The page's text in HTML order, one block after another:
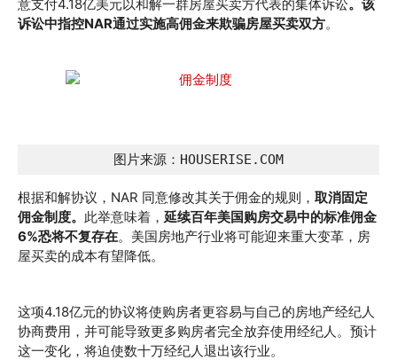
意支付4.18亿美元以和解一群房屋买卖方代表的集体诉讼。该
诉讼中指控NAR通过实施高佣金来欺骗房屋买卖双方。
图片来源：HOUSERISE.COM
根据和解协议，NAR 同意修改其关于佣金的规则， 取消固定
佣金制度。 此举意味着， 延续百年美国购房交易中的标准佣金
6%恐将不复存在。美国房地产行业将可能迎来重大变革，房
屋买卖的成本有望降低。
这项4.18亿元的协议将使购房者更容易与自己的房地产经纪人
协商费用，并可能导致更多购房者完全放弃使用经纪人。预计
这一变化，将迫使数十万经纪人退出该行业。